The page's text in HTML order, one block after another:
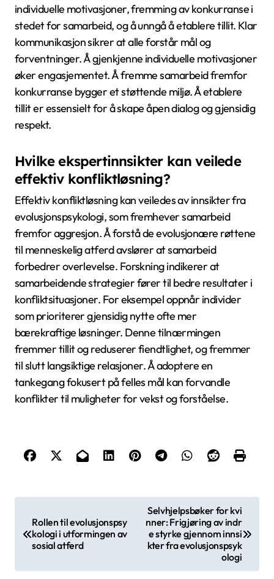
individuelle motivasjoner, fremming av konkurranse i
stedet for samarbeid, og å unngå å etablere tillit. Klar
kommunikasjon sikrer at alle forstår mål og
forventninger. Å gjenkjenne individuelle motivasjoner
øker engasjementet. Å fremme samarbeid fremfor
konkurranse bygger et støttende miljø. Å etablere
tillit er essensielt for å skape åpen dialog og gjensidig
respekt.
Hvilke ekspertinnsikter kan veilede
effektiv konfliktløsning?
Effektiv konfliktløsning kan veiledes av innsikter fra
evolusjonspsykologi, som fremhever samarbeid
fremfor aggresjon. Å forstå de evolusjonære røttene
til menneskelig atferd avslører at samarbeid
forbedrer overlevelse. Forskning indikerer at
samarbeidende strategier fører til bedre resultater i
konfliktsituasjoner. For eksempel oppnår individer
som prioriterer gjensidig nytte ofte mer
bærekraftige løsninger. Denne tilnærmingen
fremmer tillit og reduserer fiendtlighet, og fremmer
til slutt langsiktige relasjoner. Å adoptere en
tankegang fokusert på felles mål kan forvandle
konflikter til muligheter for vekst og forståelse.
t
Rollen til evolusjonspsy
kologi i utformingen av
sosial atferd
Selvhjelpsbøker for kvi
nner: Frigjøring av indr
e styrke gjennom innsi
kter fra evolusjonspsyk
ologi